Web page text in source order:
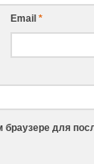
Email*
браузере для